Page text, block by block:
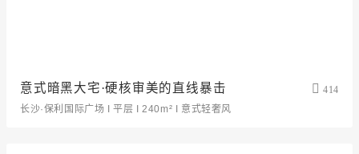
意式暗黑大宅·硬核审美的直线暴击
414
长沙·保利国际广场 I 平层 I 240m² I 意式轻奢风